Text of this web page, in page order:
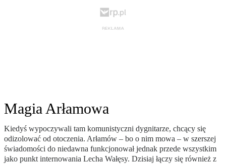
Magia Arłamowa
Kiedyś wypoczywali tam komunistyczni dygnitarze, chcący się
odizolować od otoczenia. Arłamów – bo o nim mowa – w szerszej
świadomości do niedawna funkcjonował jednak przede wszystkim
jako punkt internowania Lecha Wałęsy. Dzisiaj łączy się również z